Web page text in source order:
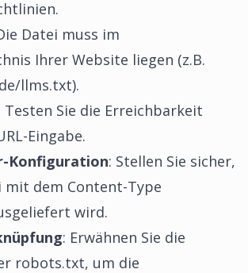
Datei muss im
Ihrer Website liegen (z.B.
llms.txt).
Testen Sie die Erreichbarkeit
Eingabe.
Konfiguration: Stellen Sie sicher,
mit dem Content-Type
wird.
: Erwähnen Sie die
robots.txt, um die